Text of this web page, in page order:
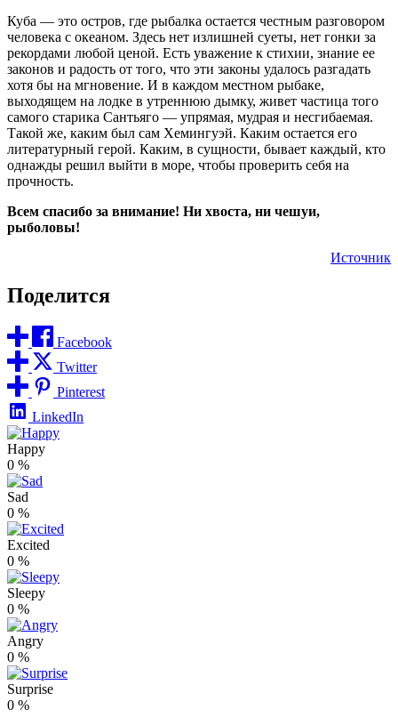
Куба — это остров, где рыбалка остается честным разговором
человека с океаном. Здесь нет излишней суеты, нет гонки за
рекордами любой ценой. Есть уважение к стихии, знание ее
законов и радость от того, что эти законы удалось разгадать
хотя бы на мгновение. И в каждом местном рыбаке,
выходящем на лодке в утреннюю дымку, живет частица того
самого старика Сантьяго — упрямая, мудрая и несгибаемая.
Такой же, каким был сам Хемингуэй. Каким остается его
литературный герой. Каким, в сущности, бывает каждый, кто
однажды решил выйти в море, чтобы проверить себя на
прочность.
Всем спасибо за внимание! Ни хвоста, ни чешуи,
рыболовы!
Источник
Поделится
Facebook
Twitter
Pinterest
LinkedIn
Happy
0 %
Sad
0 %
Excited
0 %
Sleepy
0 %
Angry
0 %
Surprise
0 %